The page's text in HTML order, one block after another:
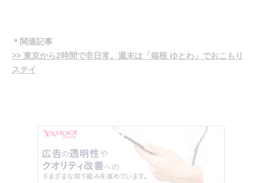
＊関連記事
>> 東京から2時間で非日常。週末は「箱根 ゆとわ」でおこもり
ステイ